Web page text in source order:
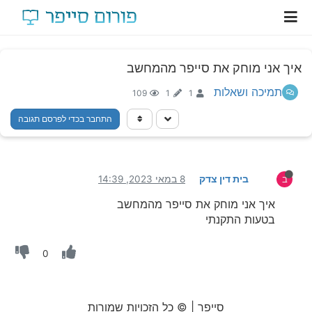
איך אני מוחק את סייפר מהמחשב
תמיכה ושאלות 1
1
109
התחבר בכדי לפרסם תגובה
ב בית דין צדק 8 במאי 2023, 14:39
איך אני מוחק את סייפר מהמחשב
בטעות התקנתי
0
סייפר | © כל הזכויות שמורות